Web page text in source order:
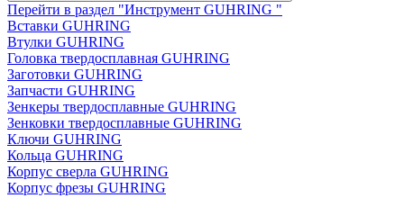
Перейти в раздел "Инструмент GUHRING "
Вставки GUHRING
Втулки GUHRING
Головка твердосплавная GUHRING
Заготовки GUHRING
Запчасти GUHRING
Зенкеры твердосплавные GUHRING
Зенковки твердосплавные GUHRING
Ключи GUHRING
Кольца GUHRING
Корпус сверла GUHRING
Корпус фрезы GUHRING